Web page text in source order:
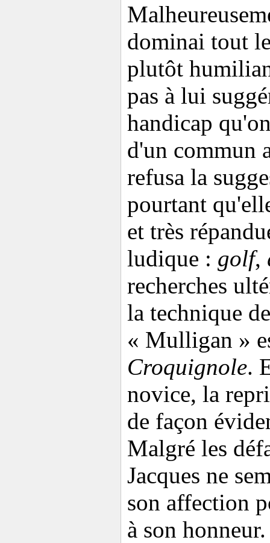
dominai tout
plutôt
pas à lui
handicap
d'un commun
refusa la
pourtant
et très
ludique : golf,
recherches
la technique
« Mulligan »
Croquignole.
novice, la
de façon
Malgré les
Jacques ne
son affection
à son honneur.